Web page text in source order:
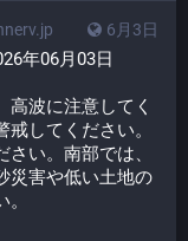
6月3日
年06月03日
高波に注意してく
してください。
い。南部では、
災害や低い土地の